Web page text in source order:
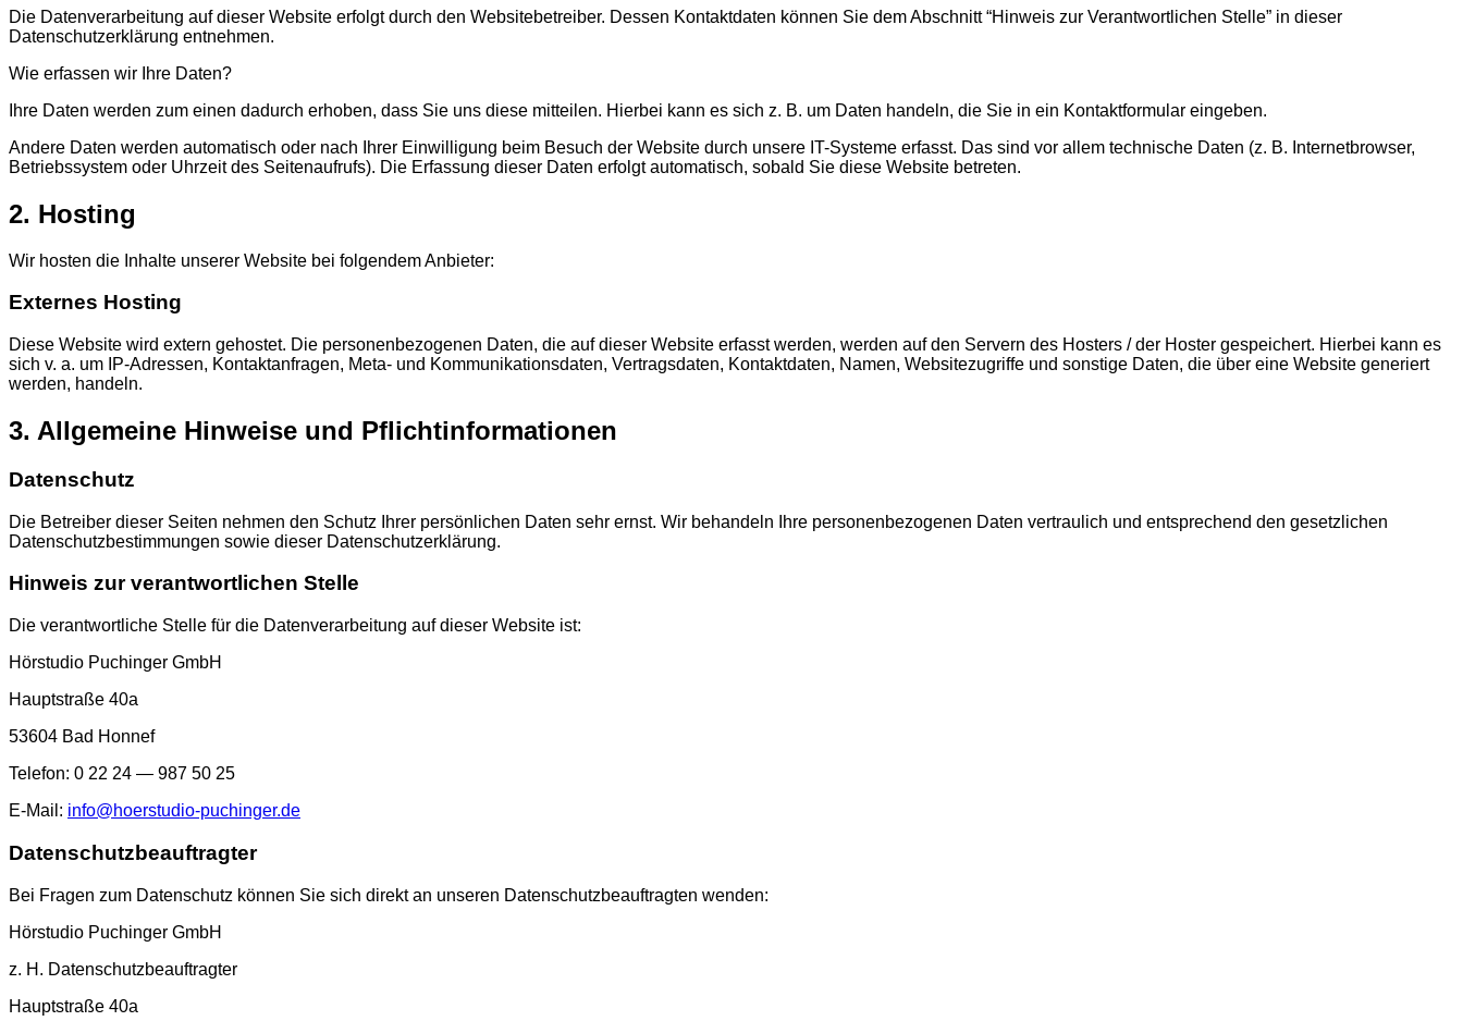
Die Datenverarbeitung auf dieser Website erfolgt durch den Websitebetreiber. Dessen Kontaktdaten können Sie dem Abschnitt “Hinweis zur Verantwortlichen Stelle” in dieser
Datenschutzerklärung entnehmen.
Wie erfassen wir Ihre Daten?
Ihre Daten werden zum einen dadurch erhoben, dass Sie uns diese mitteilen. Hierbei kann es sich z. B. um Daten handeln, die Sie in ein Kontaktformular eingeben.
Andere Daten werden automatisch oder nach Ihrer Einwilligung beim Besuch der Website durch unsere IT-Systeme erfasst. Das sind vor allem technische Daten (z. B. Internetbrowser,
Betriebssystem oder Uhrzeit des Seitenaufrufs). Die Erfassung dieser Daten erfolgt automatisch, sobald Sie diese Website betreten.
2. Hosting
Wir hosten die Inhalte unserer Website bei folgendem Anbieter:
Externes Hosting
Diese Website wird extern gehostet. Die personenbezogenen Daten, die auf dieser Website erfasst werden, werden auf den Servern des Hosters / der Hoster gespeichert. Hierbei kann es
sich v. a. um IP-Adressen, Kontaktanfragen, Meta- und Kommunikationsdaten, Vertragsdaten, Kontaktdaten, Namen, Websitezugriffe und sonstige Daten, die über eine Website generiert
werden, handeln.
3. Allgemeine Hinweise und Pflichtinformationen
Datenschutz
Die Betreiber dieser Seiten nehmen den Schutz Ihrer persönlichen Daten sehr ernst. Wir behandeln Ihre personenbezogenen Daten vertraulich und entsprechend den gesetzlichen
Datenschutzbestimmungen sowie dieser Datenschutzerklärung.
Hinweis zur verantwortlichen Stelle
Die verantwortliche Stelle für die Datenverarbeitung auf dieser Website ist:
Hörstudio Puchinger GmbH
Hauptstraße 40a
53604 Bad Honnef
Telefon: 0 22 24 — 987 50 25
E-Mail: info@hoerstudio-puchinger.de
Datenschutzbeauftragter
Bei Fragen zum Datenschutz können Sie sich direkt an unseren Datenschutzbeauftragten wenden:
Hörstudio Puchinger GmbH
z. H. Datenschutzbeauftragter
Hauptstraße 40a